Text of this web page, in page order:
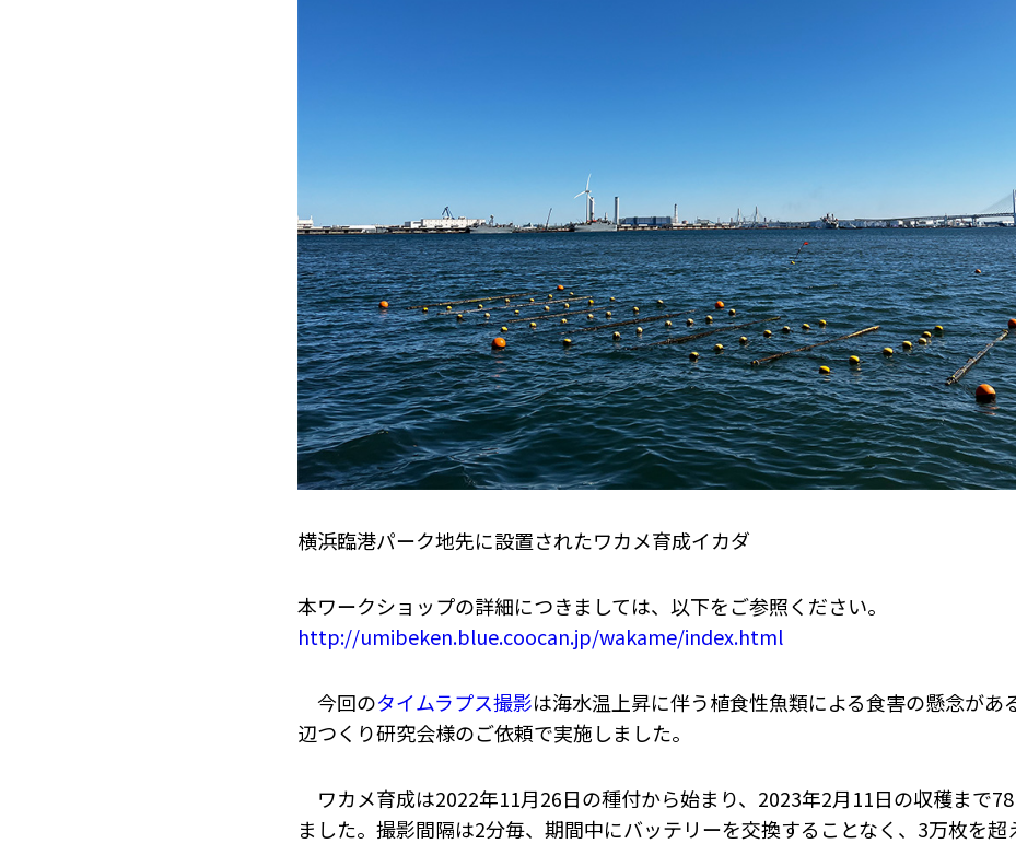
横浜臨港パーク地先に設置されたワカメ育成イカダ
本ワークショップの詳細につきましては、以下をご参照ください。
http://umibeken.blue.coocan.jp/wakame/index.html
今回のタイムラプス撮影は海水温上昇に伴う植食性魚類による食害の懸念があ
辺つくり研究会様のご依頼で実施しました。
ワカメ育成は2022年11月26日の種付から始まり、2023年2月11日の収穫まで
ました。撮影間隔は2分毎、期間中にバッテリーを交換することなく、3万枚を超